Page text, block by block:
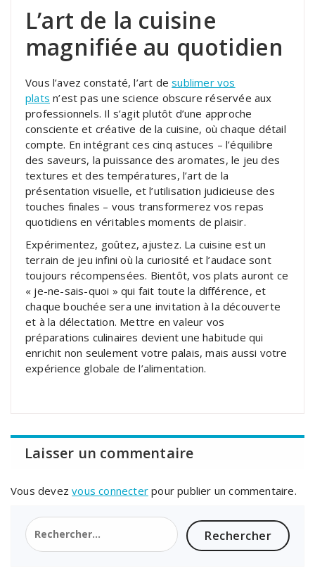
L’art de la cuisine
magnifiée au quotidien
Vous l’avez constaté, l’art desublimer vos
plats n’est pas une science obscure réservée aux
professionnels. Il s’agit plutôt d’une approche
consciente et créative de la cuisine, où chaque détail
compte. En intégrant ces cinq astuces – l’équilibre
des saveurs, la puissance des aromates, le jeu des
textures et des températures, l’art de la
présentation visuelle, et l’utilisation judicieuse des
touches finales – vous transformerez vos repas
quotidiens en véritables moments de plaisir.
Expérimentez, goûtez, ajustez. La cuisine est un
terrain de jeu infini où la curiosité et l’audace sont
toujours récompensées. Bientôt, vos plats auront ce
« je-ne-sais-quoi » qui fait toute la différence, et
chaque bouchée sera une invitation à la découverte
et à la délectation. Mettre en valeur vos
préparations culinaires devient une habitude qui
enrichit non seulement votre palais, mais aussi votre
expérience globale de l’alimentation.
Laisser un commentaire
Vous devezvous connecter pour publier un commentaire.
Rechercher :